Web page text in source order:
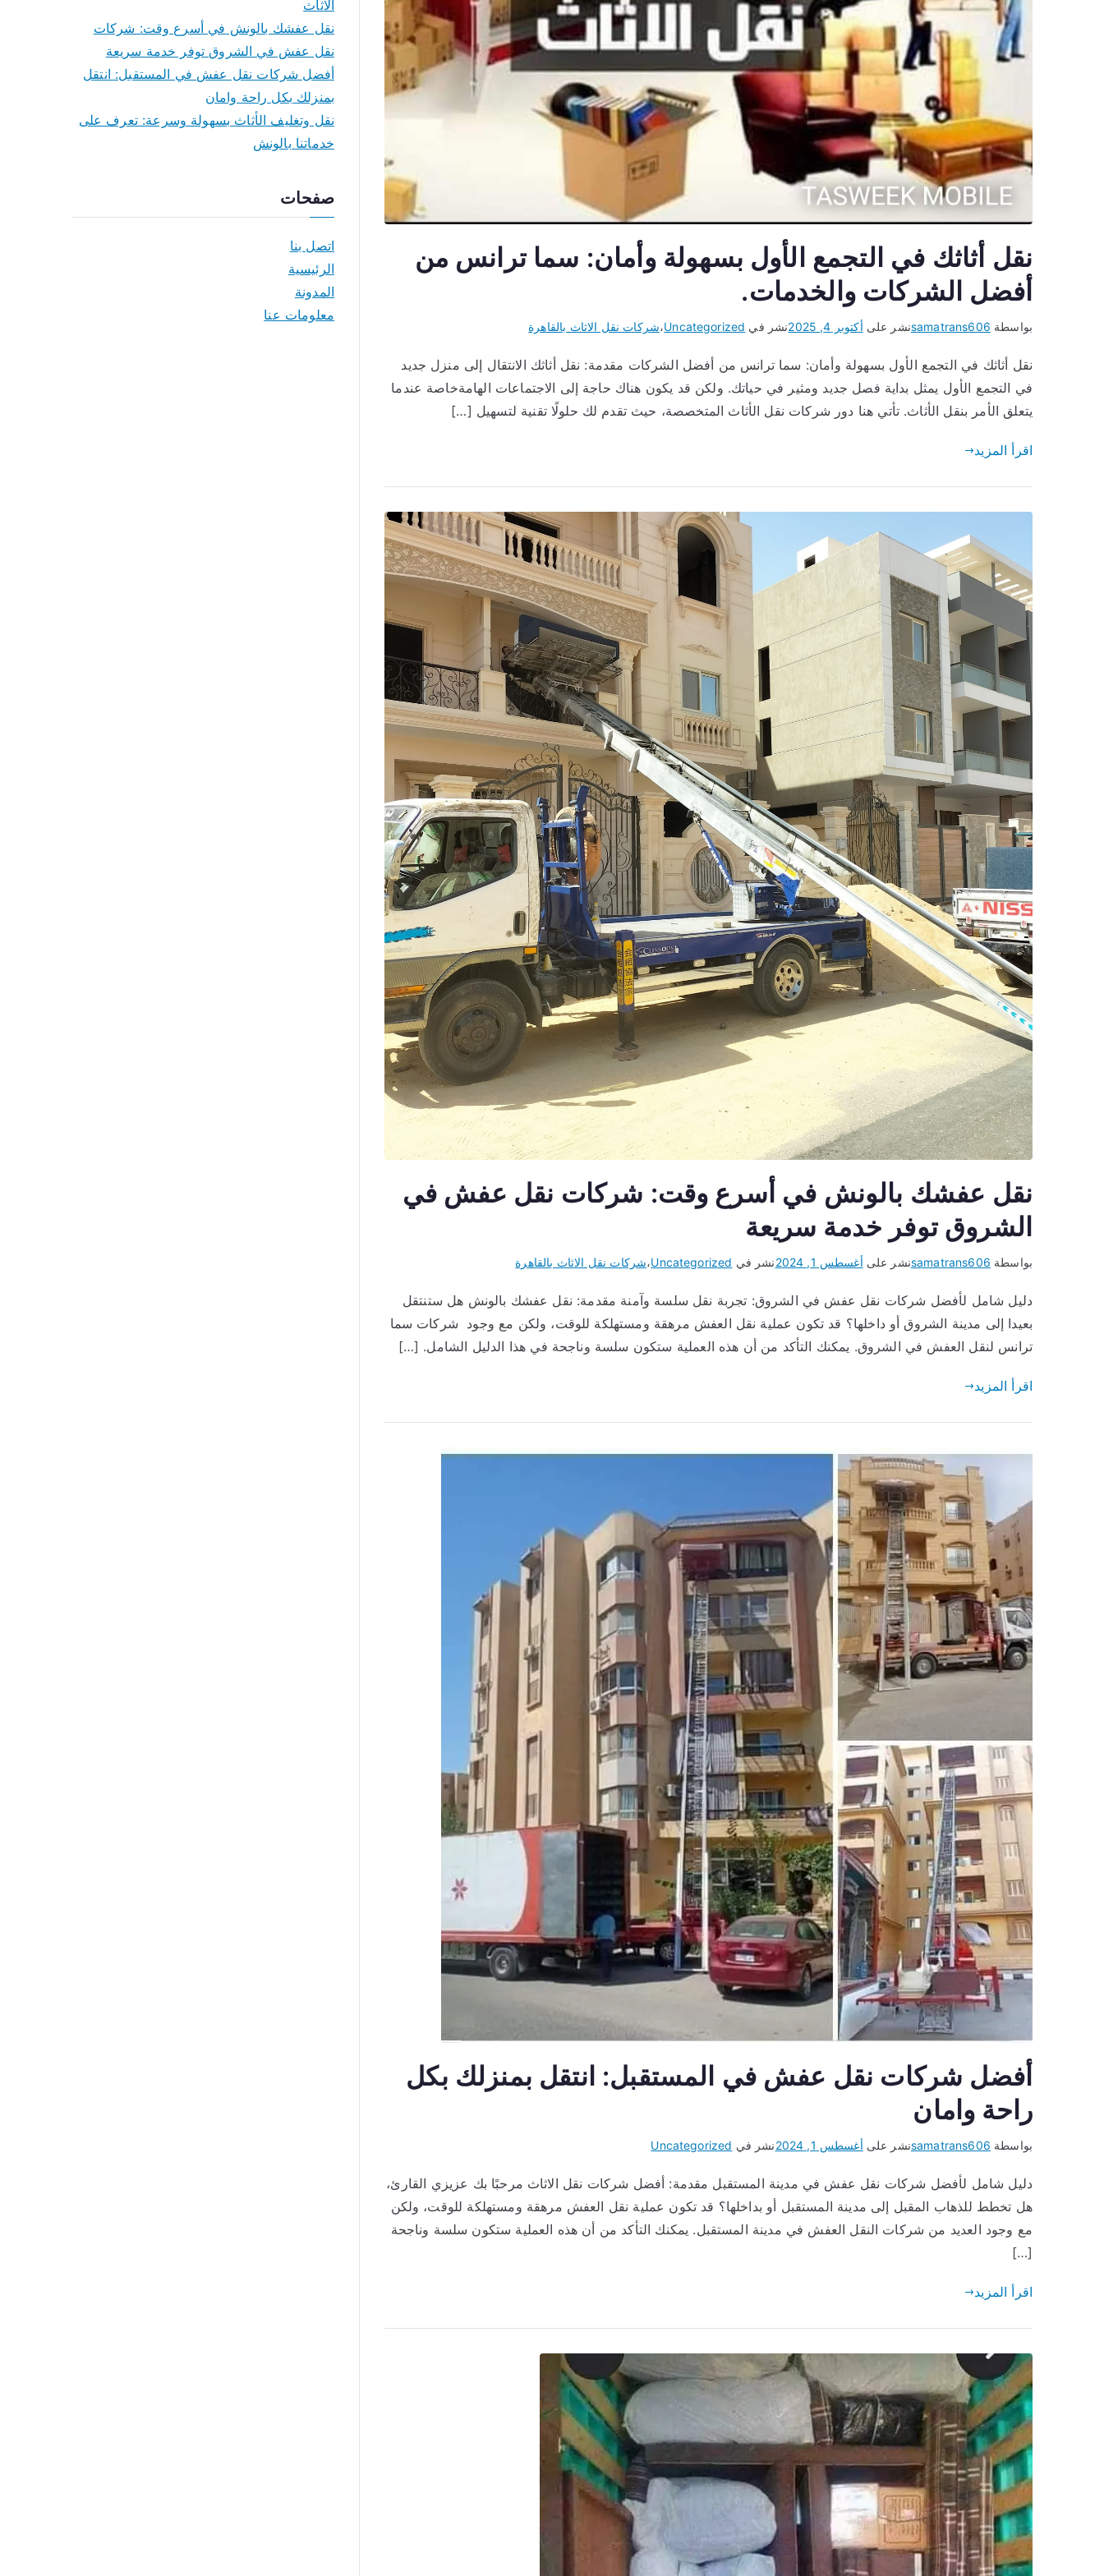
نقل أثاثك في التجمع الأول بسهولة وأمان: سما ترانس من
أفضل الشركات والخدمات.
بواسطة samatrans606نشر على أكتوبر 4, 2025 نشر في Uncategorized،شركات نقل الاثاث بالقاهرة
نقل أثاثك في التجمع الأول بسهولة وأمان: سما ترانس من أفضل الشركات مقدمة: نقل أثاثك الانتقال إلى منزل جديد
في التجمع الأول يمثل بداية فصل جديد ومثير في حياتك. ولكن قد يكون هناك حاجة إلى الاجتماعات الهامةخاصة عندما
يتعلق الأمر بنقل الأثاث. تأتي هنا دور شركات نقل الأثاث المتخصصة، حيث تقدم لك حلولًا تقنية لتسهيل […]
اقرأ المزيد
نقل عفشك بالونش في أسرع وقت: شركات نقل عفش في
الشروق توفر خدمة سريعة
بواسطة samatrans606نشر على أغسطس 1, 2024 نشر في Uncategorized،شركات نقل الاثاث بالقاهرة
دليل شامل لأفضل شركات نقل عفش في الشروق: تجربة نقل سلسة وآمنة مقدمة: نقل عفشك بالونش هل ستنتقل
بعيدا إلى مدينة الشروق أو داخلها؟ قد تكون عملية نقل العفش مرهقة ومستهلكة للوقت، ولكن مع وجود شركات سما
ترانس لنقل العفش في الشروق. يمكنك التأكد من أن هذه العملية ستكون سلسة وناجحة في هذا الدليل الشامل. […]
اقرأ المزيد
أفضل شركات نقل عفش في المستقبل: انتقل بمنزلك بكل
راحة وامان
بواسطة samatrans606نشر على أغسطس 1, 2024 نشر في Uncategorized
دليل شامل لأفضل شركات نقل عفش في مدينة المستقبل مقدمة: أفضل شركات نقل الاثاث مرحبًا بك عزيزي القارئ،
هل تخطط للذهاب المقبل إلى مدينة المستقبل أو بداخلها؟ قد تكون عملية نقل العفش مرهقة ومستهلكة للوقت، ولكن
مع وجود العديد من شركات النقل العفش في مدينة المستقبل. يمكنك التأكد من أن هذه العملية ستكون سلسة وناجحة
[…]
اقرأ المزيد
الاثاث
نقل عفشك بالونش في أسرع وقت: شركات
نقل عفش في الشروق توفر خدمة سريعة
أفضل شركات نقل عفش في المستقبل: انتقل
بمنزلك بكل راحة وامان
نقل وتغليف الأثاث بسهولة وسرعة: تعرف على
خدماتنا بالونش
صفحات
اتصل بنا
الرئيسية
المدونة
معلومات عنا